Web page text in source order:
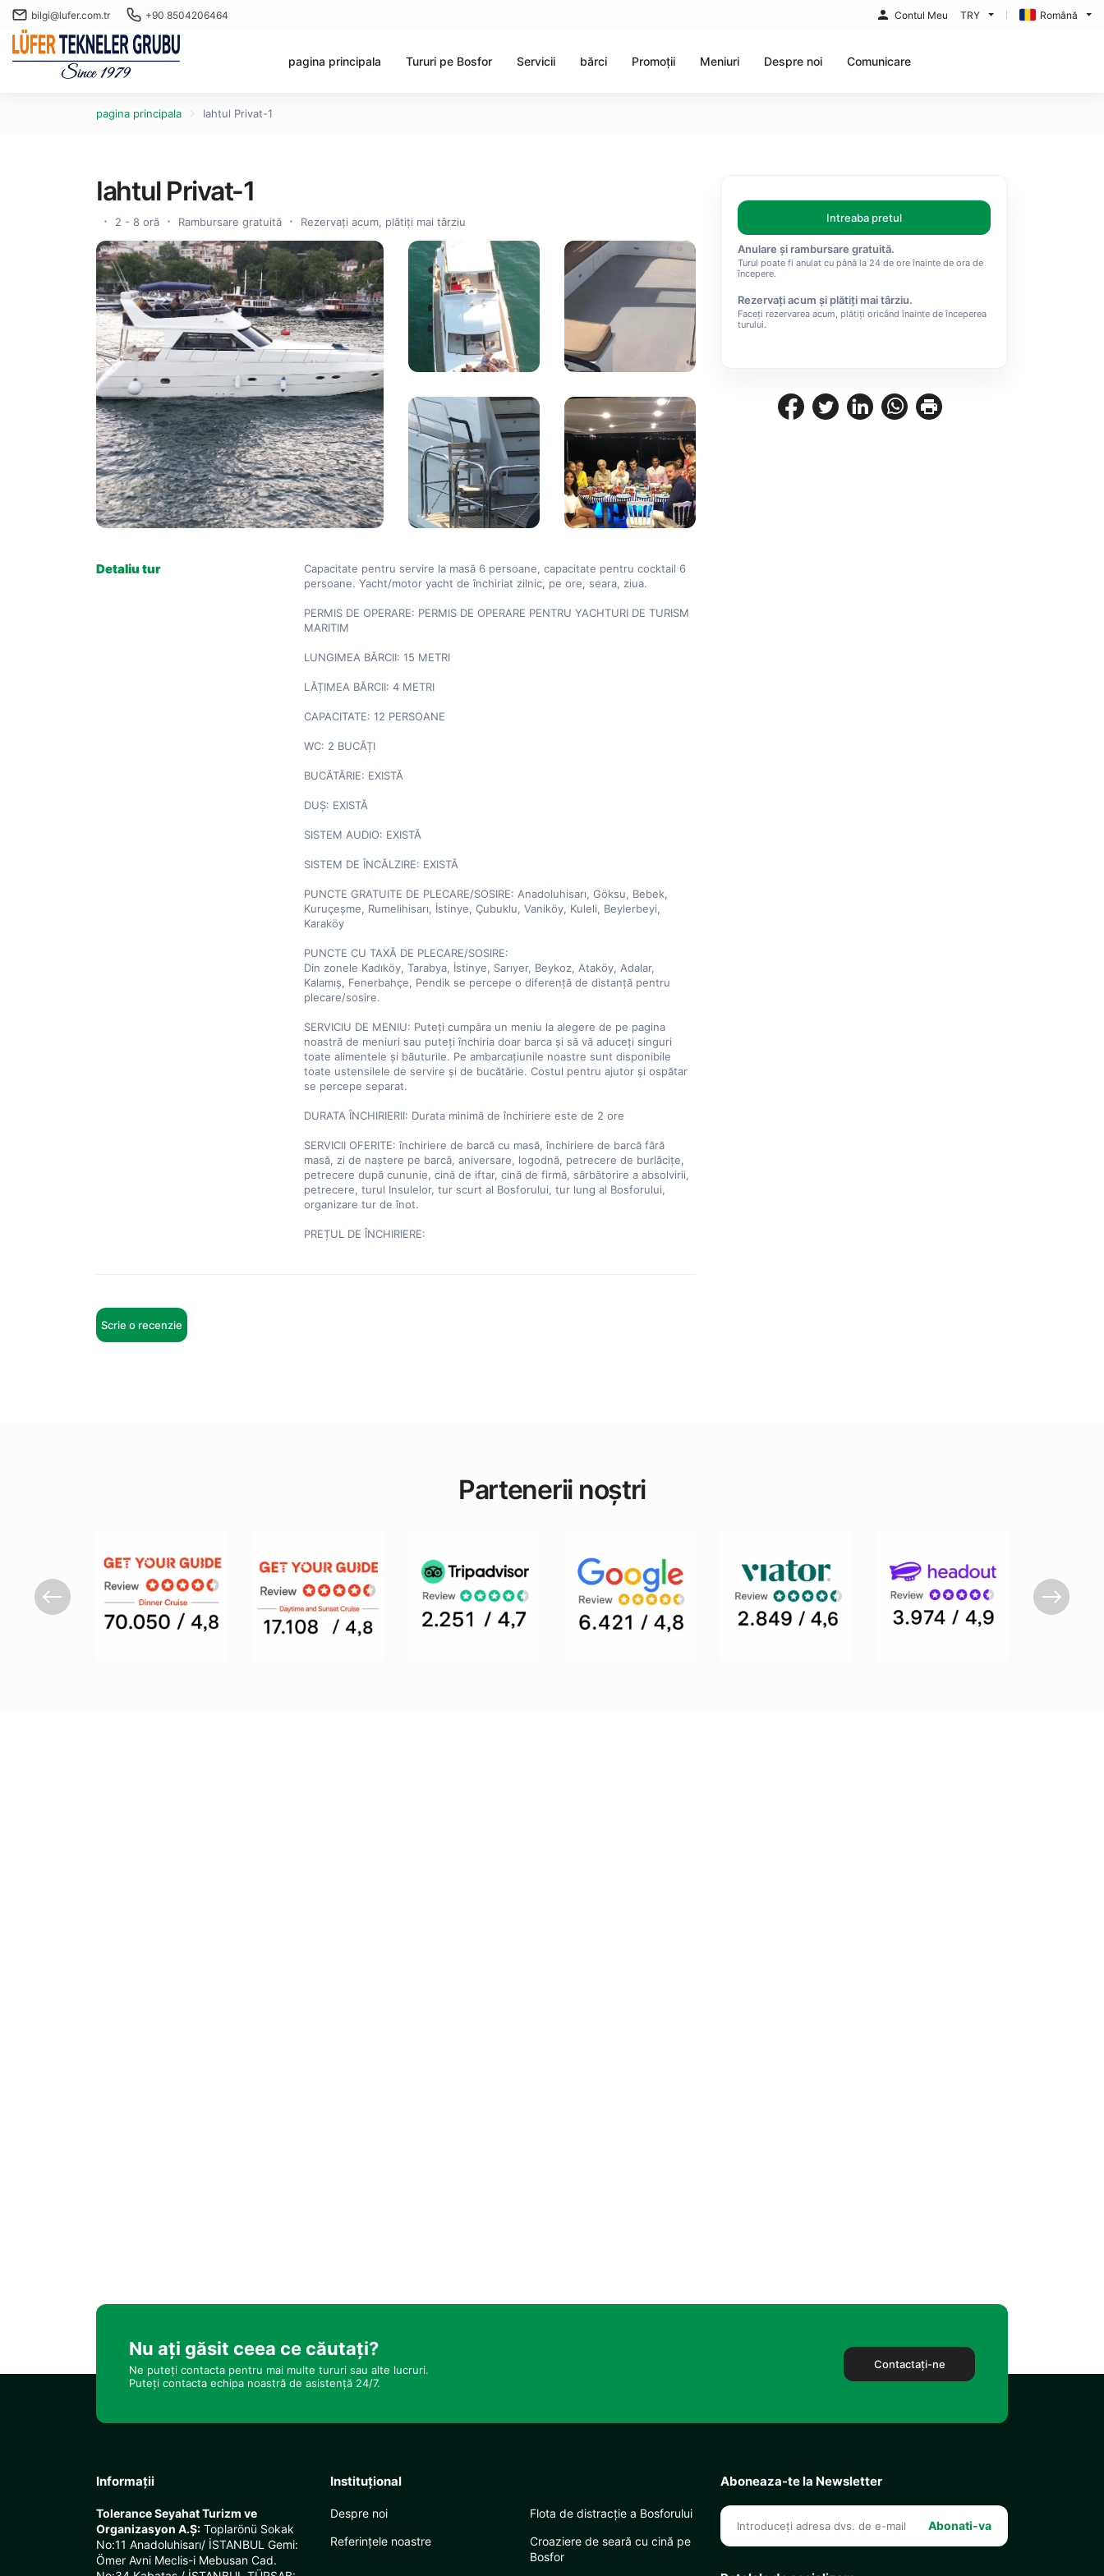
bilgi@lufer.com.tr +90 8504206464 Contul Meu TRY Română
pagina principala Tururi pe Bosfor Servicii bărci Promoții Meniuri Despre noi Comunicare
pagina principala Iahtul Privat-1
Iahtul Privat-1
2 - 8 oră Rambursare gratuită Rezervați acum, plătiți mai târziu
Detaliu tur
Capacitate pentru servire la masă 6 persoane, capacitate pentru cocktail 6
persoane. Yacht/motor yacht de închiriat zilnic, pe ore, seara, ziua.
PERMIS DE OPERARE: PERMIS DE OPERARE PENTRU YACHTURI DE TURISM
MARITIM
LUNGIMEA BĂRCII: 15 METRI
LĂȚIMEA BĂRCII: 4 METRI
CAPACITATE: 12 PERSOANE
WC: 2 BUCĂȚI
BUCĂTĂRIE: EXISTĂ
DUȘ: EXISTĂ
SISTEM AUDIO: EXISTĂ
SISTEM DE ÎNCĂLZIRE: EXISTĂ
PUNCTE GRATUITE DE PLECARE/SOSIRE: Anadoluhisarı, Göksu, Bebek,
Kuruçeşme, Rumelihisarı, İstinye, Çubuklu, Vaniköy, Kuleli, Beylerbeyi,
Karaköy
PUNCTE CU TAXĂ DE PLECARE/SOSIRE:
Din zonele Kadıköy, Tarabya, İstinye, Sarıyer, Beykoz, Ataköy, Adalar,
Kalamış, Fenerbahçe, Pendik se percepe o diferență de distanță pentru
plecare/sosire.
SERVICIU DE MENIU: Puteți cumpăra un meniu la alegere de pe pagina
noastră de meniuri sau puteți închiria doar barca și să vă aduceți singuri
toate alimentele și băuturile. Pe ambarcațiunile noastre sunt disponibile
toate ustensilele de servire și de bucătărie. Costul pentru ajutor și ospătar
se percepe separat.
DURATA ÎNCHIRIERII: Durata minimă de închiriere este de 2 ore
SERVICII OFERITE: închiriere de barcă cu masă, închiriere de barcă fără
masă, zi de naștere pe barcă, aniversare, logodnă, petrecere de burlăcițe,
petrecere după cununie, cină de iftar, cină de firmă, sărbătorire a absolvirii,
petrecere, turul Insulelor, tur scurt al Bosforului, tur lung al Bosforului,
organizare tur de înot.
PREȚUL DE ÎNCHIRIERE:
Scrie o recenzie
Intreaba pretul
Anulare și rambursare gratuită.
Turul poate fi anulat cu până la 24 de ore înainte de ora de
începere.
Rezervați acum și plătiți mai târziu.
Faceți rezervarea acum, plătiți oricând înainte de începerea
turului.
Partenerii noștri
Nu ați găsit ceea ce căutați?
Ne puteți contacta pentru mai multe tururi sau alte lucruri.
Puteți contacta echipa noastră de asistență 24/7.
Contactaţi-ne
Informații
Tolerance Seyahat Turizm ve
Organizasyon A.Ş: Toplarönü Sokak
No:11 Anadoluhisarı/ İSTANBUL Gemi:
Ömer Avni Meclis-i Mebusan Cad.
Instituţional
Despre noi
Referințele noastre
Flota de distracție a Bosforului
Croaziere de seară cu cină pe
Bosfor
Aboneaza-te la Newsletter
Abonati-va